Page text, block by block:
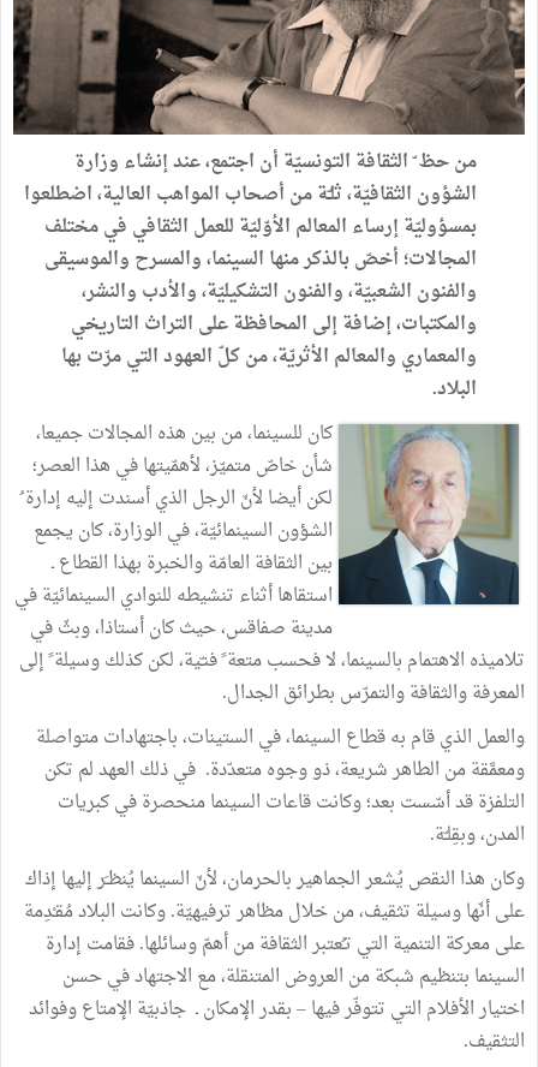
منحظ الثقافة التونسيّة أن اجتمع،عندإنشاء وزارة
الشؤون الثقافيّة،ثلـّةمن أصحاب المواهب العالية،اضطلعوا
بمسؤوليّةإرساء المعالم الأوّليّة للعمل الثقافي فيمختلف
المجالات؛ أخصّ بالذكرمنها السينما،والمسرح والموسيقى
والفنون الشعبيّة،والفنون التشكيليّة،والأدب والنشر،
والمكتبات،إضافةإلى المحافظةعلى التراث التاريخي
والمعماري والمعالم الأثريّة،منكلّ العهودالتيمرّت بها
البلاد.
كان للسينما،من بين هذه المجالاتجميعا،
شأنخاصّمتميّز،لأهمّيتهافي هذا العصر؛
لكنأيضا لأنّ الرجل الذيأسندت إليه إدارة
الشؤون السينمائيّة،في الوزارة،كان يجمع
بين الثقافة العامّةوالخبرة بهذا القطاعـ
استقاهاأثناء تنشيطه للنوادي السينمائيّةفي
مدينة صفاقس،حيثكانأستاذا،وبثّفي
تلاميذه الاهتمام بالسينما،لافحسبمتعة فنـّية،لكنكذلكوسيلة إلى
المعرفةوالثقافةوالتمرّس بطرائق الجدال.
والعمل الذيقام بهقطاع السينما،في الستينات،باجتهاداتمتواصلة
ومعمَّقةمن الطاهرشريعة،ذووجوهمتعدّدة. فيذلك العهدلم تكن
التلفزةقدأسّست بعد؛وكانتقاعات السينمامنحصرةفيكبريات
المدن،وبقِلـّة.
وكان هذا النقص يُشعرالجماهيربالحرمان،لأنّ السينما يُنظـَرإليها إذاك
علىأنّهاوسيلة تثقيف،منخلالمظاهرترفيهيّة.وكانت البلادمُقـْدِمة
علىمعركة التنمية التي تـُعتبرالثقافةمنأهمّوسائلها.فقامت إدارة
السينما بتنظيم شبكةمن العروض المتنقلة،مع الاجتهادفيحسن
اختيارالأفلام التي تتوفّرفيها–بقدرالإمكانـ جاذبيّة الإمتاعوفوائد
التثقيف.